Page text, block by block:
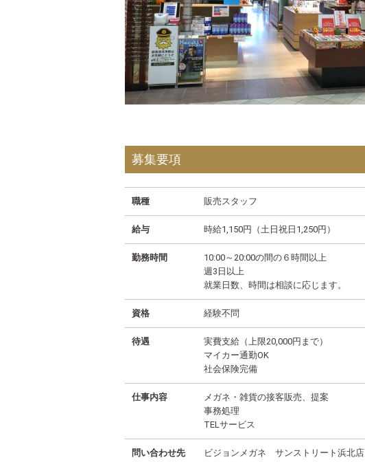
募集要項
職種 販売スタッフ
給与 時給1,150円（土日祝日1,250円）
勤務時間
10:00～20:00の間の６時間以上
週3日以上
就業日数、時間は相談に応じます。
資格 経験不問
待遇
実費支給（上限20,000円まで）
マイカー通勤OK
社会保険完備
仕事内容
メガネ・雑貨の接客販売、提案
事務処理
TELサービス
問い合わせ先
ビジョンメガネ サンストリート浜北店